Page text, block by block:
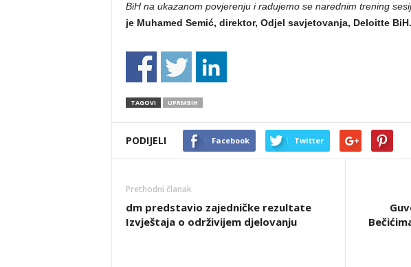
BiH na ukazanom povjerenju i radujemo se narednim trening
je Muhamed Semić, direktor, Odjel savjetovanja, Deloitte BiH.
TAGOVI UPRMBIH
PODIJELI Facebook Twitter
Prethodni članak
dm predstavio zajedničke rezultate
Izvještaja o održivijem djelovanju